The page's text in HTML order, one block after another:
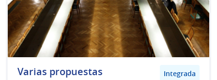
Varias propuestas
Integrada